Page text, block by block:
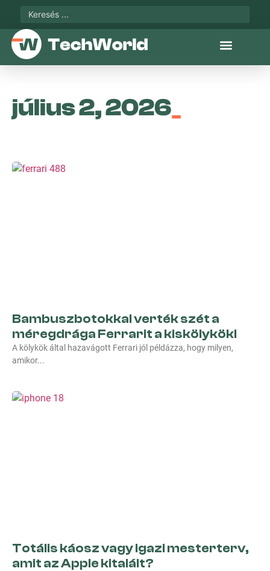
július 2, 2026
Bambuszbotokkal verték szét a
méregdrága Ferrarit a kiskölykök!
A kölykök által hazavágott Ferrari jól példázza, hogy milyen,
amikor
Totális káosz vagy igazi mesterterv,
amit az Apple kitalált?